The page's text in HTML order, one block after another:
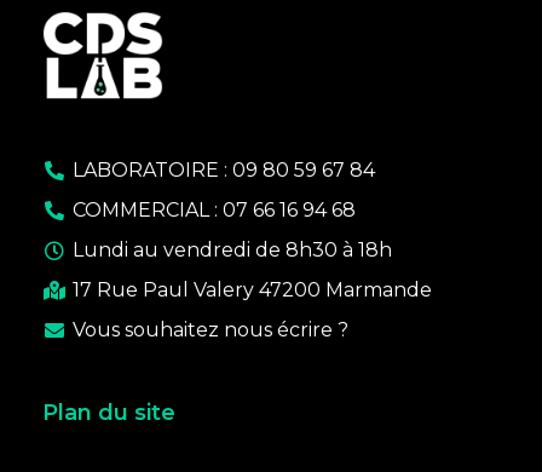
LABORATOIRE : 09 80 59 67 84
COMMERCIAL : 07 66 16 94 68
Lundi au vendredi de 8h30 à 18h
17 Rue Paul Valery 47200 Marmande
Vous souhaitez nous écrire ?
Plan du site